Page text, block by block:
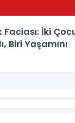
İki
Biri Yaşamını